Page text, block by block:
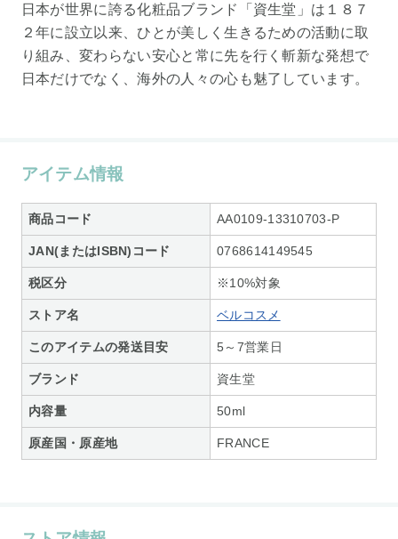
日本が世界に誇る化粧品ブランド「資生堂」は１８７
２年に設立以来、ひとが美しく生きるための活動に取
り組み、変わらない安心と常に先を行く斬新な発想で
日本だけでなく、海外の人々の心も魅了しています。
アイテム情報
商品コード AA0109-13310703-P
JAN(またはISBN)コード 0768614149545
税区分 ※10%対象
ストア名 ベルコスメ
このアイテムの発送目安 5～7営業日
ブランド 資生堂
内容量 50ml
原産国・原産地 FRANCE